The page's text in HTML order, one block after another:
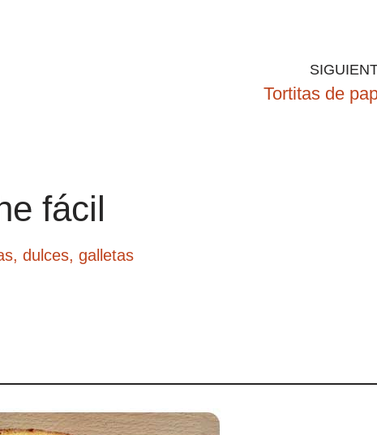
Tortitas de
fácil
dulces, galletas